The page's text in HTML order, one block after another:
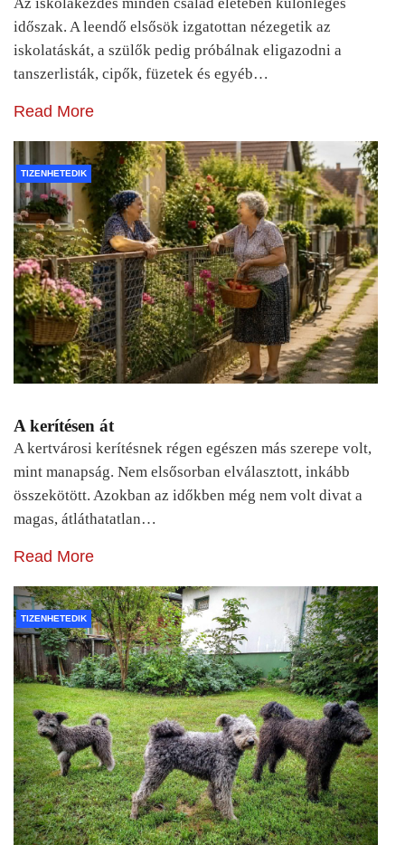
időszak. A leendő elsősök izgatottan nézegetik az
iskolatáskát, a szülők pedig próbálnak eligazodni a
tanszerlisták, cipők, füzetek és egyéb…
Read More
TIZENHETEDIK
A kerítésen át
A kertvárosi kerítésnek régen egészen más szerepe volt,
mint manapság. Nem elsősorban elválasztott, inkább
összekötött. Azokban az időkben még nem volt divat a
magas, átláthatatlan…
Read More
TIZENHETEDIK